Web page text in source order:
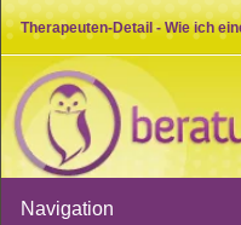
Therapeuten-Detail - Wie ich
therapie.de
Navigation